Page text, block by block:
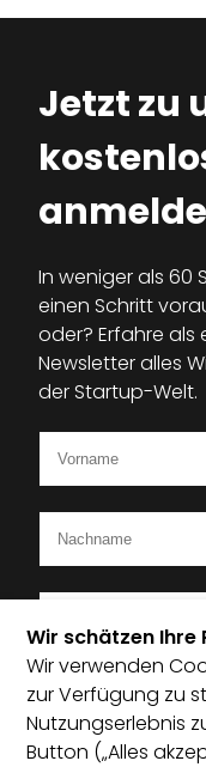
Jetzt zu
In weniger als 60
einen Schritt
oder? Erfahre als
Newsletter alles
der Startup-Welt.
Ich bin
Ich habe die
Wir schätzen
Wir verwenden
zur Verfügung zu
Nutzungserlebnis
Button („Alles